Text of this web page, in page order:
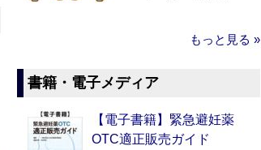
もっと見る »
書籍・電子メディア
【電子書籍】緊急避妊薬
OTC適正販売ガイド